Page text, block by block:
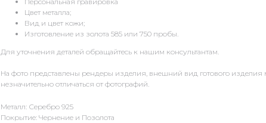
Цвет металла;
Вид и цвет кожи;
Изготовление из золота 585 или 750 пробы.
Для уточнения деталей обращайтесь к нашим консультантам.
На фото представлены рендеры изделия, внешний вид готового изделия
незначительно отличаться от фотографий.
Металл: Серебро 925
Покрытие: Чернение и Позолота